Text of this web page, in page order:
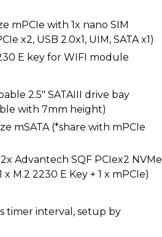
mPCIe with 1x nano SIM
x2, USB 2.0x1, UIM, SATA x1)
E key for WIFI module
2.5" SATAIII drive bay
with 7mm height)
mSATA (*share with mPCIe
Advantech SQF PCIex2 NVMe
x M.2 2230 E Key + 1 x mPCIe)
timer interval, setup by